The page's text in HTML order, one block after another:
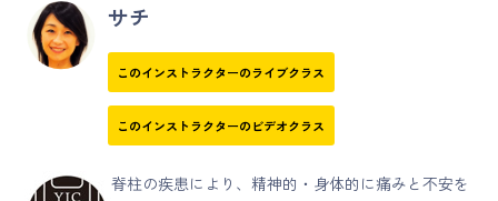
サチ
このインストラクターのライブクラス
このインストラクターのビデオクラス
脊柱の疾患により、精神的・身体的に痛みと不安を